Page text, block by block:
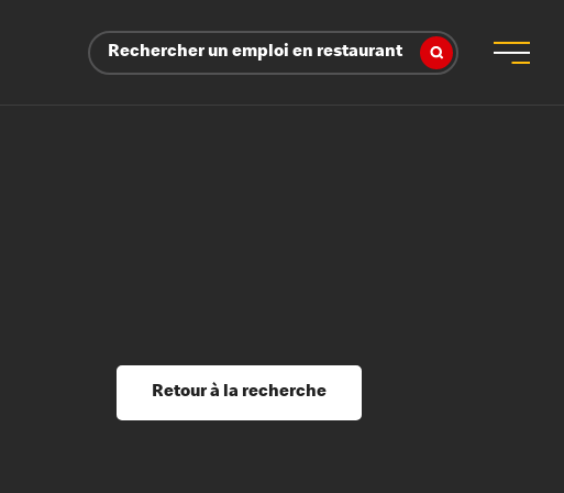
Rechercher un emploi en restaurant
Apprentissage et perfectionnement
Les Arches du savoirRetour à la recherche